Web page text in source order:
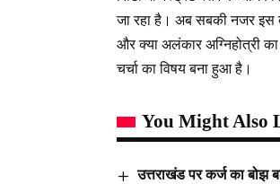
जा रहा है। अब सबकी नजर इस
और क्या अलंकार अग्निहोत्री
चर्चा का विषय बना हुआ है।
You Might Also
उत्तराखंड पर कर्ज का बोझ